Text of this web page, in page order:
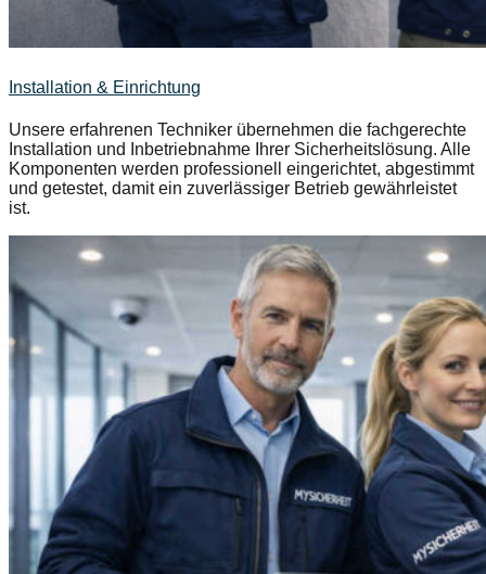
Installation & Einrichtung
Unsere erfahrenen Techniker übernehmen die fachgerechte
Installation und Inbetriebnahme Ihrer Sicherheitslösung. Alle
Komponenten werden professionell eingerichtet, abgestimmt
und getestet, damit ein zuverlässiger Betrieb gewährleistet
ist.